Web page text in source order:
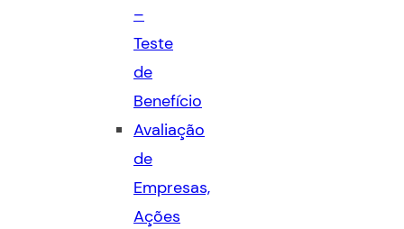
–
Teste
de
Benefício
Avaliação
de
Empresas,
Ações